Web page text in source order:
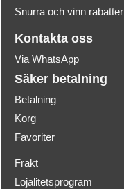
Snurra och vinn rabatter
Kontakta oss
Via WhatsApp
Säker betalning
Betalning
Korg
Favoriter
Frakt
Lojalitetsprogram